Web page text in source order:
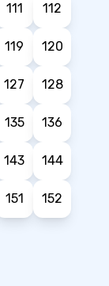
111 112
119 120
127 128
135 136
143 144
151 152